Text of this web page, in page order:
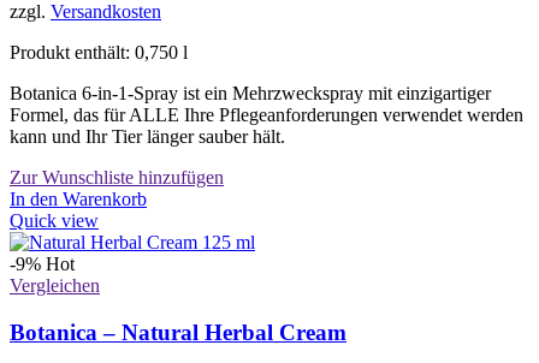
zzgl. Versandkosten
Produkt enthält: 0,750 l
Botanica 6-in-1-Spray ist ein Mehrzweckspray mit einzigartiger
Formel, das für ALLE Ihre Pflegeanforderungen verwendet werden
kann und Ihr Tier länger sauber hält.
Zur Wunschliste hinzufügen
In den Warenkorb
Quick view
-9% Hot
Vergleichen
Botanica – Natural Herbal Cream